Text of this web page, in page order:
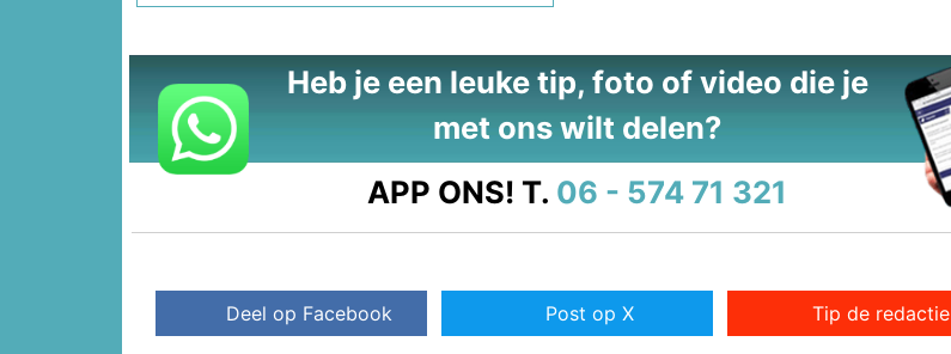
Heb je een leuke tip, foto of video die je
met ons wilt delen?
APP ONS! T. 06 - 574 71 321
Deel op Facebook Post op X Tip de redactie